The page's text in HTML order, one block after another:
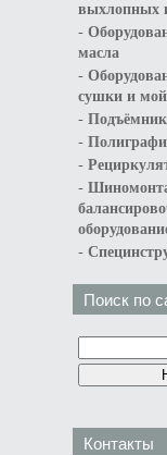
выхлопных
-
масла
-
сушки и
-
-
-
-
-
Поиск по
Контакты